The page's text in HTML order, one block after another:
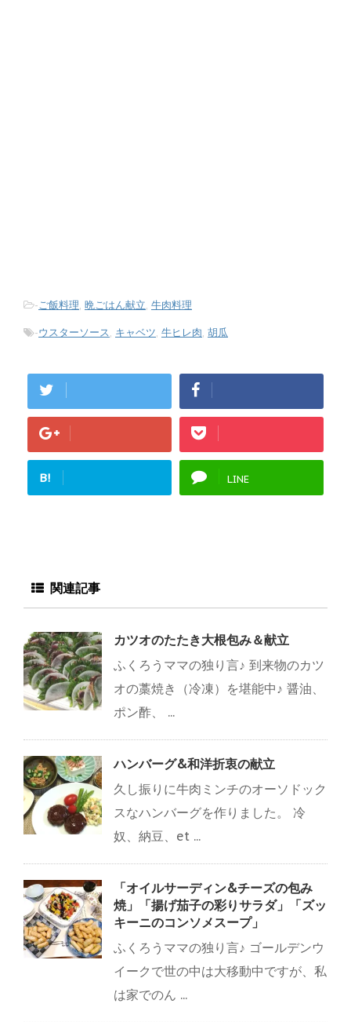
-ご飯料理, 晩ごはん献立, 牛肉料理
-ウスターソース, キャベツ, 牛ヒレ肉, 胡瓜
B! LINE
関連記事
カツオのたたき大根包み＆献立
ふくろうママの独り言♪ 到来物のカツ
オの藁焼き（冷凍）を堪能中♪ 醤油、
ポン酢、 ...
ハンバーグ&和洋折衷の献立
久し振りに牛肉ミンチのオーソドック
スなハンバーグを作りました。 冷
奴、納豆、et ...
「オイルサーディン&チーズの包み
焼」「揚げ茄子の彩りサラダ」「ズッ
キーニのコンソメスープ」
ふくろうママの独り言♪ ゴールデンウ
イークで世の中は大移動中ですが、私
は家でのん ...